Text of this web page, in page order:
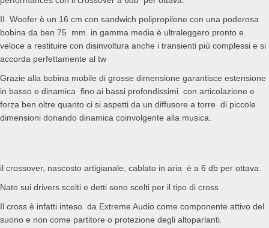
II Woofer è un 16 cm con sandwich polipropilene con una poderosa
bobina da ben 75 mm. in gamma media è ultraleggero pronto e
veloce a restituire con disinvoltura anche i transienti più complessi e si
accorda perfettamente al tw
Grazie alla bobina mobile di grosse dimensione garantisce estensione
in basso e dinamica fino ai bassi profondissimi con articolazione e
forza ben oltre quanto ci si aspetti da un diffusore a torre di piccole
dimensioni donando dinamica coinvolgente alla musica.
il crossover, nascosto artigianale, cablato in aria è a 6 db per ottava.
Nato sui drivers scelti e detti sono scelti per il tipo di cross .
Il cross è infatti inteso da Extreme Audio come componente attivo del
suono e non come partitore o protezione degli altoparlanti.